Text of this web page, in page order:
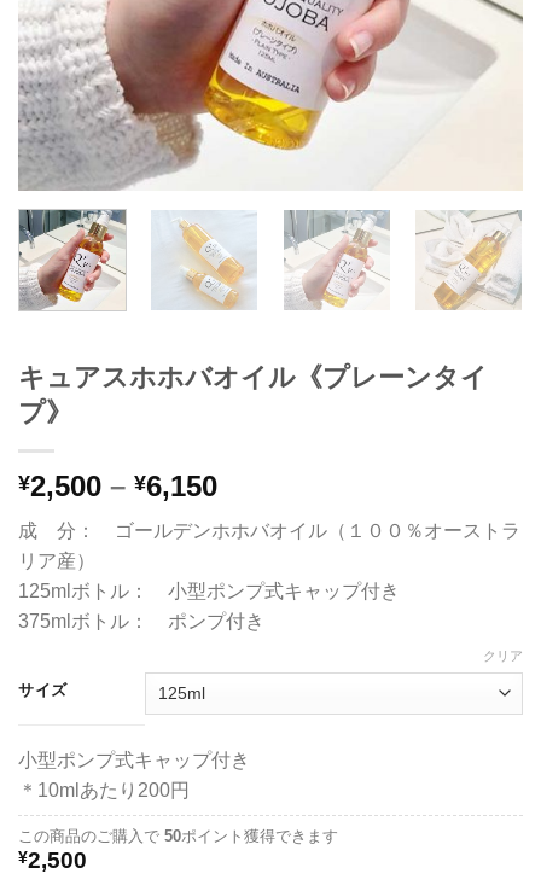
キュアスホホバオイル《プレーンタイ
プ》
¥2,500 – ¥6,150価
帯:
–
¥6,150
成 分： ゴールデンホホバオイル（１００％オーストラ
リア産）
125mlボトル： 小型ポンプ式キャップ付き
375mlボトル： ポンプ付き
サイズ
クリア
小型ポンプ式キャップ付き
＊10mlあたり200円
この商品のご購入で 50ポイント獲得できます
¥2,500